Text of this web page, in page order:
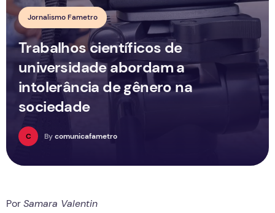
Jornalismo Fametro
Trabalhos científicos de
universidade abordam a
intolerância de gênero na
sociedade
C Bycomunicafametro
PorSamara Valentin